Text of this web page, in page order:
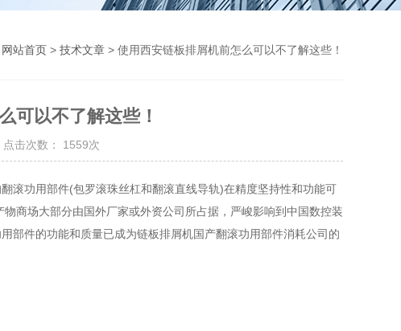
网站首页 > 技术文章 > 使用西安链板排屑机前怎么可以不了解这些！
可以不了解这些！
击次数： 1559次
滚功用部件(包罗滚珠丝杠和翻滚直线导轨)在精度坚持性和功能可
商场大部分由国外厂家或外资公司所占据，严峻影响到中国数控装
部件的功能和质量已成为链板排屑机国产翻滚功用部件消耗公司的